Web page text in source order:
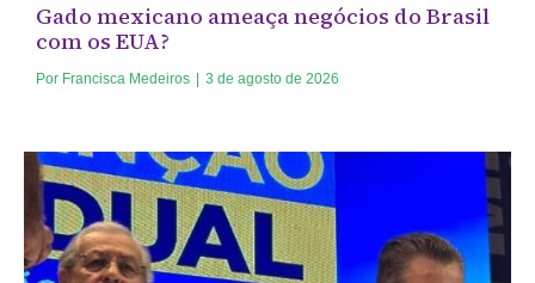
Gado mexicano ameaça negócios do Brasil
com os EUA?
Por Francisca Medeiros 3 de agosto de 2026